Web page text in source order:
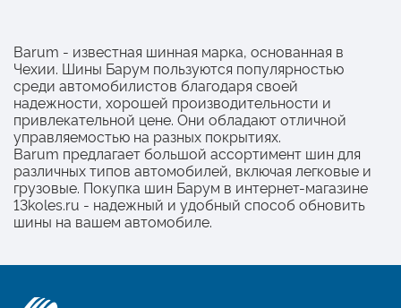
Barum - известная шинная марка, основанная в
Чехии. Шины Барум пользуются популярностью
среди автомобилистов благодаря своей
надежности, хорошей производительности и
привлекательной цене. Они обладают отличной
управляемостью на разных покрытиях.
Barum предлагает большой ассортимент шин для
различных типов автомобилей, включая легковые и
грузовые. Покупка шин Барум в интернет-магазине
13koles.ru - надежный и удобный способ обновить
шины на вашем автомобиле.